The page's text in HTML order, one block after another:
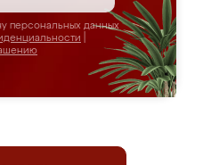
персональных данных